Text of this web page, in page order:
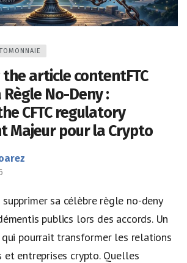
the article contentFTC
No-Deny :
CFTC regulatory
Majeur pour la Crypto
supprimer sa célèbre règle no-deny
publics lors des accords. Un
pourrait transformer les relations
entreprises crypto. Quelles